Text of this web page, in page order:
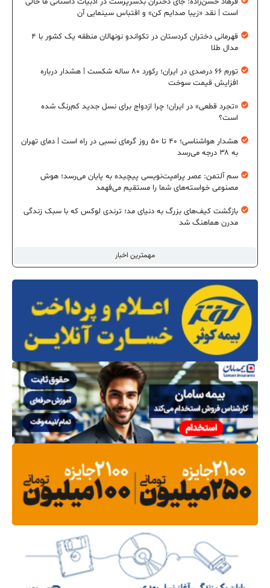
مهمترین اخبار
است | نقد «زیبا صدایم کن» و اقتباس سینمایی آن
قهرمانی دختران کردستان در تکواندو نونهالان منطقه یک کشور با ۴
مدال طلا
تورم ۶۶ درصدی در ایران؛ رکورد ۸۰ ساله شکست | هشدار درباره
افزایش قیمت سوخت
«تجرد قطعی» در ایران؛ چرا ازدواج برای نسل جدید کم‌رنگ شده
است؟
هشدار هواشناسی؛ ۴۰ تا ۵۰ روز گرمای نسبی در راه است | دمای تهران
به ۳۸ درجه می‌رسد
سم آلتمن: عصر پرامپت‌نویسی پیچیده به پایان می‌رسد؛ هوش
مصنوعی خواسته‌های شما را مستقیم می‌فهمد
بازگشت کیف‌های بزرگ به دنیای مد؛ ترندی لوکس که با سبک زندگی
مدرن هماهنگ شد